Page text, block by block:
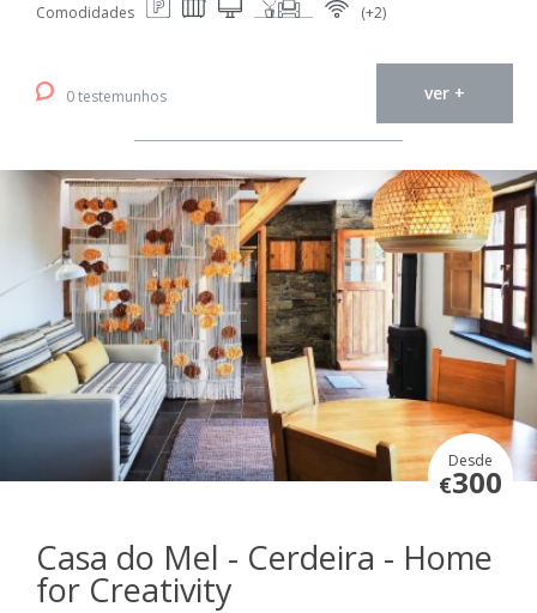
Comodidades (+2)
0 testemunhos ver +
Desde
€300
Casa do Mel - Cerdeira - Home
for Creativity